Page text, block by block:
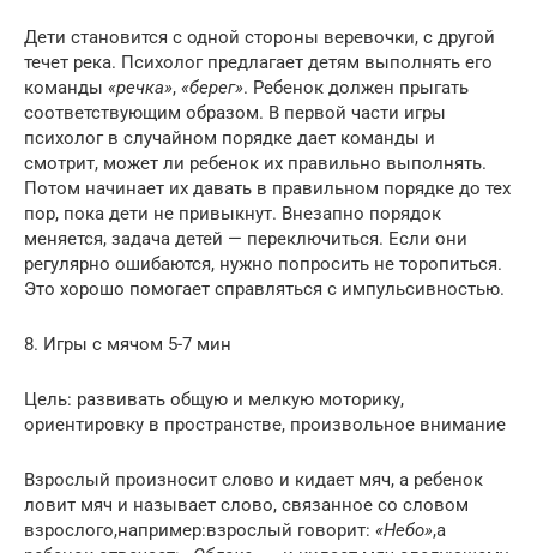
Дети становится с одной стороны веревочки, с другой
течет река. Психолог предлагает детям выполнять его
команды «речка», «берег». Ребенок должен прыгать
соответствующим образом. В первой части игры
психолог в случайном порядке дает команды и
смотрит, может ли ребенок их правильно выполнять.
Потом начинает их давать в правильном порядке до тех
пор, пока дети не привыкнут. Внезапно порядок
меняется, задача детей — переключиться. Если они
регулярно ошибаются, нужно попросить не торопиться.
Это хорошо помогает справляться с импульсивностью.
8. Игры с мячом 5-7 мин
Цель: развивать общую и мелкую моторику,
ориентировку в пространстве, произвольное внимание
Взрослый произносит слово и кидает мяч, а ребенок
ловит мяч и называет слово, связанное со словом
взрослого,например:взрослый говорит: «Небо»,а